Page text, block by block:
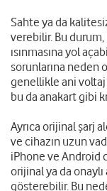
Sahte ya da
verebilir. Bu durum,
ısınmasına yol
sorunlarına neden
genellikle ani voltaj
bu da anakart gibi
Ayrıca orijinal şarj
ve cihazın uzun
iPhone ve Android
orijinal ya da
gösterebilir. Bu